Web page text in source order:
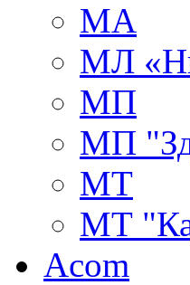
МА
МЛ
МП
МП
МТ
МТ
Acom